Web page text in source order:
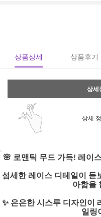
상품상세 상품후기
상세
상세
🌸 로맨틱 무드 가득! 레이
섬세한 레이스 디테일 이 돋
아함을
✨ 은은한시스루 디자인이
일링